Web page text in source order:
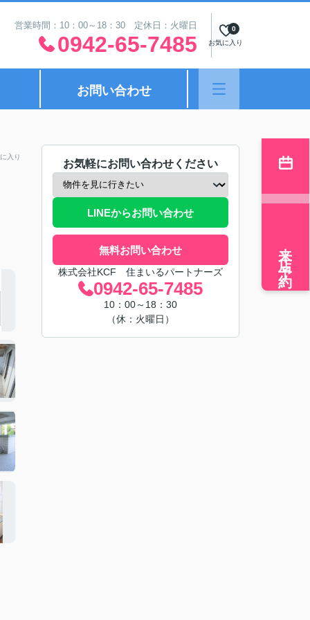
営業時間：10：00～18：30 定休日：火曜日
0942-65-7485 お気に入り
0
お問い合わせ
入り
お気軽にお問い合わせください
LINEからお問い合わせ
無料お問い合わせ
株式会社KCF 住まいるパートナーズ
0942-65-7485
10：00～18：30
（休：火曜日）
来店予約